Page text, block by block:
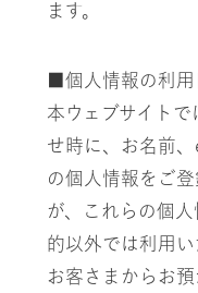
ます。
■個人情報の利用
本ウェブサイト
せ時に、お名前
の個人情報をご
が、
これらの個
的以外では利用い
お客さまからお